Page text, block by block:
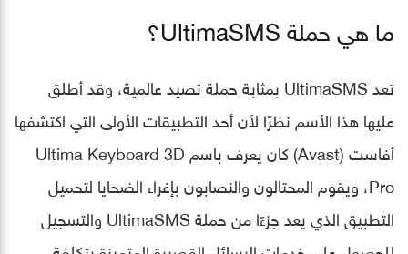
ما هي حملة UltimaSMS؟
تعد UltimaSMS بمثابة حملة تصيد عالمية، وقد أطلق
عليها هذا الأسم نظرًا لأن أحد التطبيقات الأولى التي اكتشفها
أفاست (Avast) كان يعرف باسم Ultima Keyboard 3D
Pro، ويقوم المحتالون والنصابون بإغراء الضحايا لتحميل
التطبيق الذي يعد جزءًا من حملة UltimaSMS والتسجيل